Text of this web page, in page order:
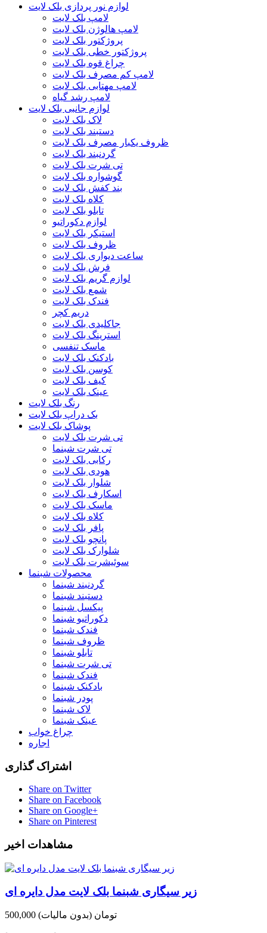
لوازم نور پردازی بلک لایت
لامپ بلک لایت
لامپ هالوژن بلک لایت
پروژکتور بلک لایت
پروژکتور خطی بلک لایت
چراغ قوه بلک لایت
لامپ کم مصرف بلک لایت
لامپ مهتابی بلک لایت
لامپ رشد گیاه
لوازم جانبی بلک لایت
لاک بلک لایت
دستبند بلک لایت
ظروف یکبار مصرف بلک لایت
گردنبند بلک لایت
تی شرت بلک لایت
گوشواره بلک لایت
بند کفش بلک لایت
کلاه بلک لایت
تابلو بلک لایت
لوازم دکوراتیو
استیکر بلک لایت
ظروف بلک لایت
ساعت دیواری بلک لایت
فرش بلک لایت
لوازم گریم بلک لایت
شمع بلک لایت
فندک بلک لایت
دریم کچر
جاکلیدی بلک لایت
استرینگ بلک لایت
ماسک تنفسی
بادکنک بلک لایت
کوسن بلک لایت
کیف بلک لایت
عینک بلک لایت
رنگ بلک لایت
بک دراپ بلک لایت
پوشاک بلک لایت
تی شرت بلک لایت
تی شرت شبنما
رکابی بلک لایت
هودی بلک لایت
شلوار بلک لایت
اسکارف بلک لایت
ماسک بلک لایت
کلاه بلک لایت
پافر بلک لایت
پانچو بلک لایت
شلوارک بلک لایت
سوئیشرت بلک لایت
محصولات شبنما
گردنبند شبنما
دستبند شبنما
پیکسل شبنما
دکوراتیو شبنما
فندک شبنما
ظروف شبنما
تابلو شبنما
تی شرت شبنما
فندک شبنما
بادکنک شبنما
پودر شبنما
لاک شبنما
عینک شبنما
چراغ خواب
اجاره
اشتراک گذاری
Share on Twitter
Share on Facebook
Share on Google+
Share on Pinterest
مشاهدات اخیر
زیر سیگاری شبنما بلک لایت مدل دایره ای
500,000 تومان (بدون مالیات)